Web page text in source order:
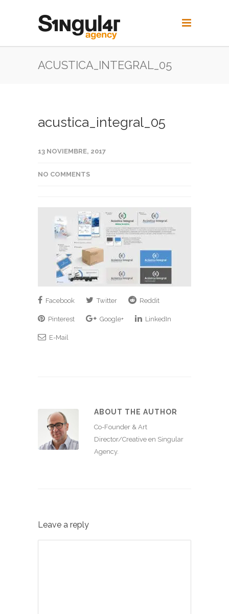
ACUSTICA_INTEGRAL_05
acustica_integral_05
13 NOVIEMBRE, 2017
NO COMMENTS
Facebook Twitter Reddit
Pinterest Google+ LinkedIn
E-Mail
ABOUT THE AUTHOR
Co-Founder & Art
Director/Creative en Singular
Agency.
Leave a reply